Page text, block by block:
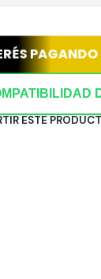
ESTE